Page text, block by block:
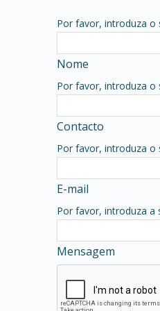
Por favor, introduza o
Nome
Por favor, introduza o
Contacto
Por favor, introduza o
E-mail
Por favor, introduza a
Mensagem